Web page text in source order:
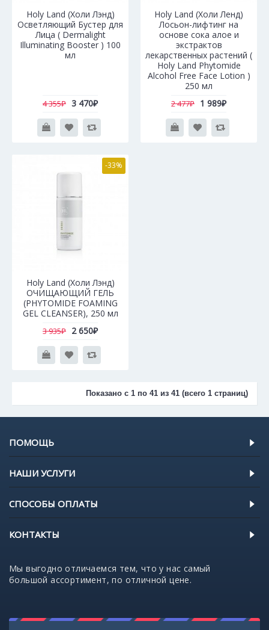
Holy Land (Холи Лэнд)
Осветляющий Бустер для
Лица ( Dermalight
Illuminating Booster ) 100
мл
4 355₽ 3 470₽
Holy Land (Холи Ленд)
Лосьон-лифтинг на
основе сока алое и
экстрактов
лекарственных растений (
Holy Land Phytomide
Alcohol Free Face Lotion )
250 мл
2 477₽ 1 989₽
-33%
Holy Land (Холи Лэнд)
ОЧИЩАЮЩИЙ ГЕЛЬ
(PHYTOMIDE FOAMING
GEL CLEANSER), 250 мл
3 935₽ 2 650₽
Показано с 1 по 41 из 41 (всего 1 страниц)
ПОМОЩЬ
НАШИ УСЛУГИ
СПОСОБЫ ОПЛАТЫ
КОНТАКТЫ
Мы выгодно отличаемся тем, что у нас самый
большой ассортимент, по отличной цене.